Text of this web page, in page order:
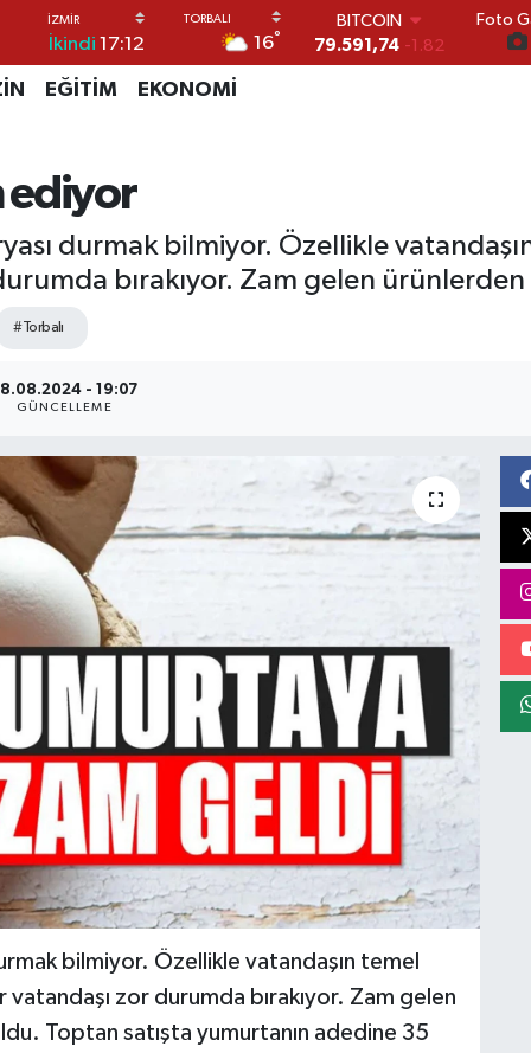
İkindi 17:12 16°
79.591,74
-1.82
DOLAR
45,43620 0.02
BİST100
14.598,00 0
Foto
EĞİTİM EKONOMİ
ediyor
durmak bilmiyor. Özellikle
bırakıyor. Zam gelen
#Torbalı
- 19:07
GÜNCELLEME
bilmiyor. Özellikle vatandaşın temel
zor durumda bırakıyor. Zam gelen
Toptan satışta yumurtanın adedine 35